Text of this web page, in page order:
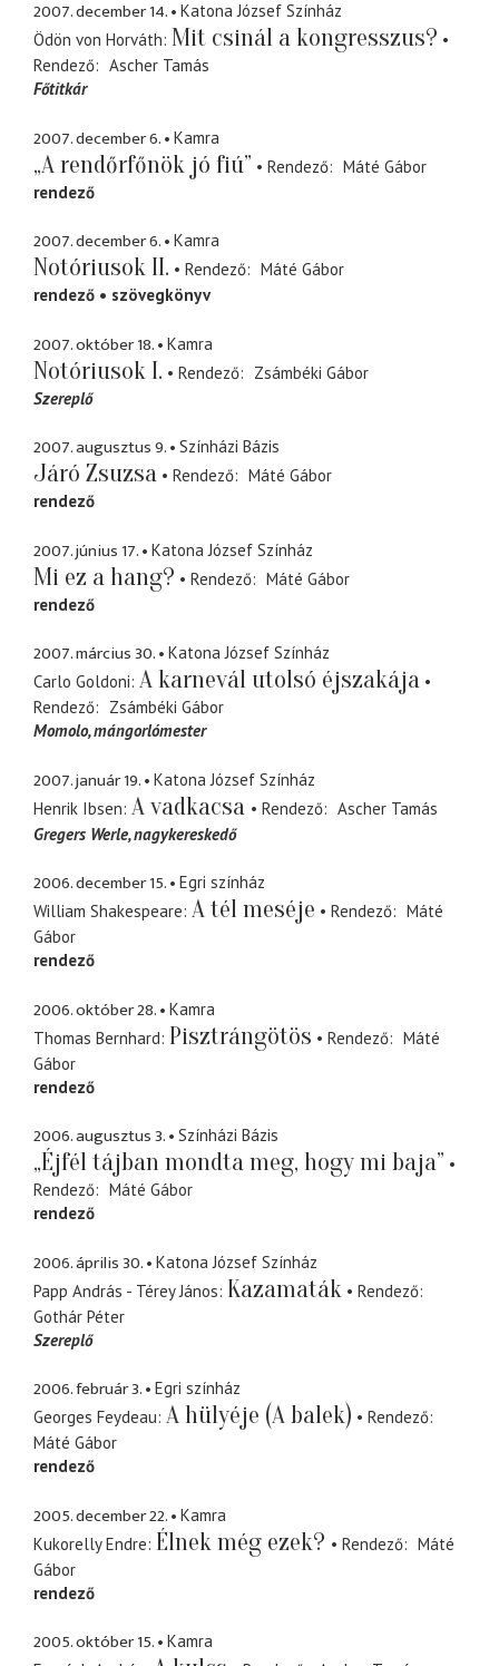
2007. december 14.
Katona József Színház
Ödön von Horváth Mit csinál a kongresszus?
Rendező
Ascher Tamás
Főtitkár
2007. december 6. Kamra
„A rendőrfőnök jó fiú” Rendező
Máté Gábor
rendező
2007. december 6. Kamra
Notóriusok II. Rendező
Máté Gábor
rendező
szövegkönyv
2007. október 18. Kamra
Notóriusok I. Rendező
Zsámbéki Gábor
Szereplő
2007. augusztus 9. Színházi Bázis
Járó Zsuzsa Rendező
Máté Gábor
rendező
2007. június 17. Katona József Színház
Mi ez a hang? Rendező
Máté Gábor
rendező
2007. március 30.
Katona József Színház
Carlo Goldoni A karnevál utolsó éjszakája
Rendező
Zsámbéki Gábor
Momolo mángorlómester
2007. január 19.
Katona József Színház
Henrik Ibsen A vadkacsa Rendező
Ascher Tamás
Gregers Werle nagykereskedő
2006. december 15.
Egri színház
William Shakespeare A tél meséje Rendező
Máté
Gábor
rendező
2006. október 28.
Kamra
Thomas Bernhard Pisztrángötös Rendező
Máté
Gábor
rendező
2006. augusztus 3. Színházi Bázis
„Éjfél tájban mondta meg, hogy mi baja”
Rendező
Máté Gábor
rendező
2006. április 30.
Katona József Színház
Papp András - Térey János Kazamaták
Rendező
Gothár Péter
Szereplő
2006. február 3.
Egri színház
Georges Feydeau A hülyéje (A balek)
Rendező
Máté Gábor
rendező
2005. december 22.
Kamra
Kukorelly Endre Élnek még ezek? Rendező
Máté
Gábor
rendező
2005. október 15.
Kamra